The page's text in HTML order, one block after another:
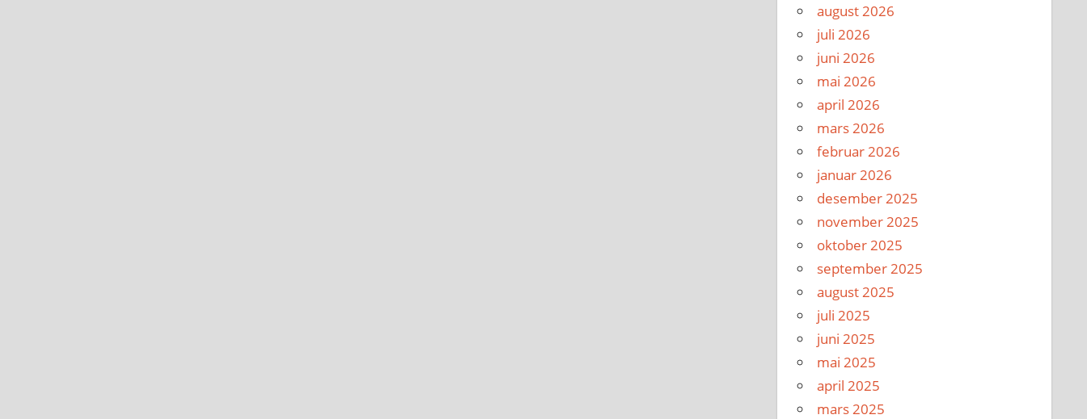
august 2026
juli 2026
juni 2026
mai 2026
april 2026
mars 2026
februar 2026
januar 2026
desember 2025
november 2025
oktober 2025
september 2025
august 2025
juli 2025
juni 2025
mai 2025
april 2025
mars 2025